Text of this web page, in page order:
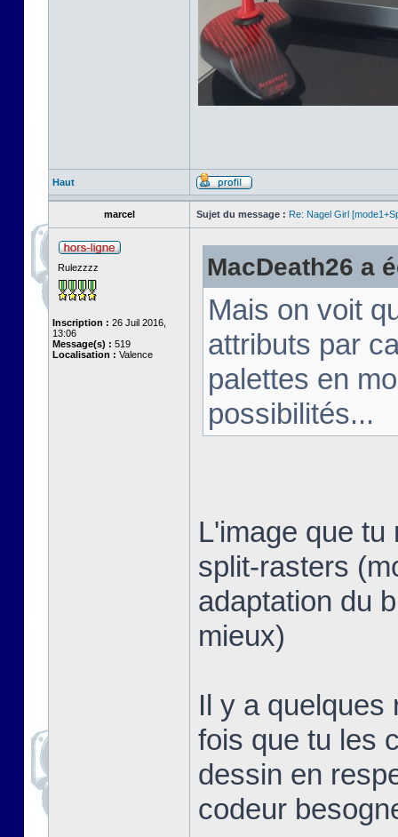
Haut
marcel Sujet du message : Re: Nagel Girl
Rulezzzz
Inscription : 26 Juil 2016,
13:06
Message(s) : 519
Localisation : Valence
MacDeath26 a
Mais on voit
attributs par
palettes en
possibilités...
L'image que
split-rasters
adaptation du
mieux)
Il y a quelques
fois que tu les
dessin en
codeur